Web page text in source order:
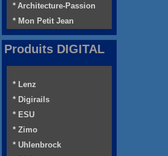
* Architecture-Passion
* Mon Petit Jean
Produits DIGITAL
* Lenz
* Digirails
* ESU
* Zimo
* Uhlenbrock